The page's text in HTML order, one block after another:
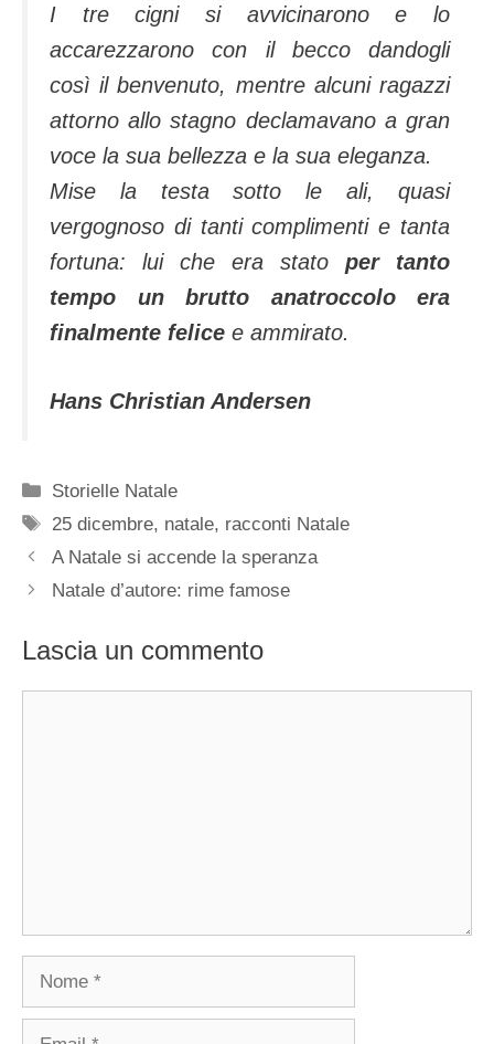
I tre cigni si avvicinarono e lo
accarezzarono con il becco dandogli
così il benvenuto, mentre alcuni ragazzi
attorno allo stagno declamavano a gran
voce la sua bellezza e la sua eleganza.
Mise la testa sotto le ali, quasi
vergognoso di tanti complimenti e tanta
fortuna: lui che era stato per tanto
tempo un brutto anatroccolo era
finalmente felice e ammirato.
Hans Christian Andersen
Categorie
Storielle Natale
Tag
25 dicembre, natale, racconti Natale
A Natale si accende la speranza
Natale d’autore: rime famose
Lascia un commento
Nome
Email